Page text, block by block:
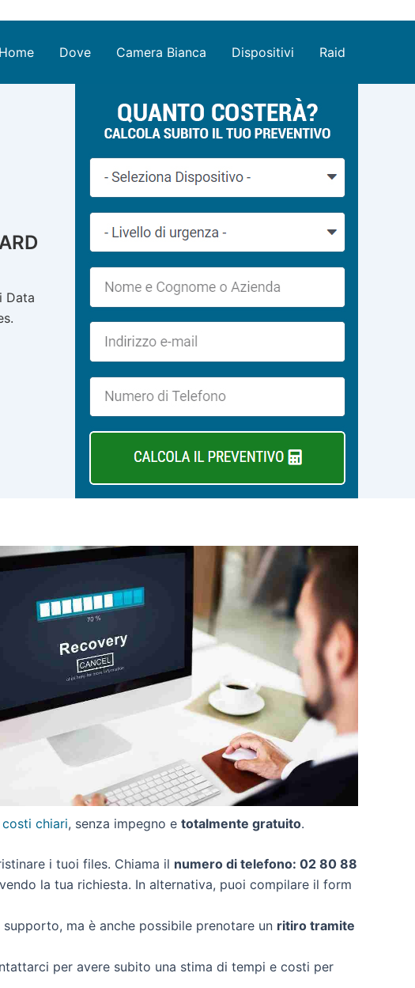
Home Dove Camera Bianca Dispositivi Raid
Data
costi chiari, senza impegno e totalmente gratuito.
i tuoi files. Chiama il numero di telefono: 02 80 88
la tua richiesta. In alternativa, puoi compilare il form
ma è anche possibile prenotare un ritiro tramite
per avere subito una stima di tempi e costi per